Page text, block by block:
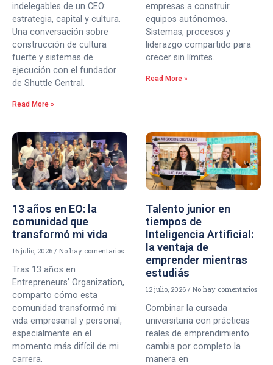
indelegables de un CEO:
estrategia, capital y cultura.
Una conversación sobre
construcción de cultura
fuerte y sistemas de
ejecución con el fundador
de Shuttle Central.
Read More »
empresas a construir
equipos autónomos.
Sistemas, procesos y
liderazgo compartido para
crecer sin límites.
Read More »
13 años en EO: la
comunidad que
transformó mi vida
16 julio, 2026 No hay comentarios
Tras 13 años en
Entrepreneurs’ Organization,
comparto cómo esta
comunidad transformó mi
vida empresarial y personal,
especialmente en el
momento más difícil de mi
carrera.
Talento junior en
tiempos de
Inteligencia Artificial:
la ventaja de
emprender mientras
estudiás
12 julio, 2026 No hay comentarios
Combinar la cursada
universitaria con prácticas
reales de emprendimiento
cambia por completo la
manera en